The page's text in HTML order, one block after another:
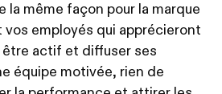
la même façon pour la marque
vos employés qui apprécieront
être actif et diffuser ses
équipe motivée, rien de